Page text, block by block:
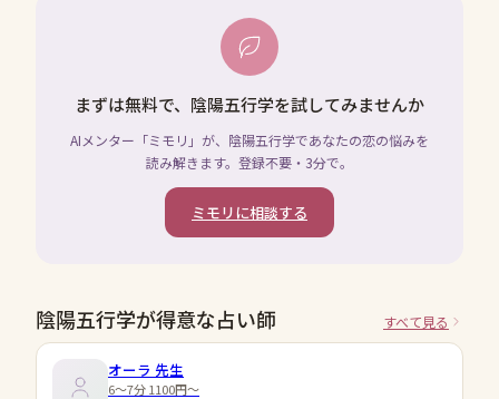
まずは無料で、陰陽五行学を試してみませんか
AIメンター「ミモリ」が、陰陽五行学であなたの恋の悩みを
読み解きます。登録不要・3分で。
ミモリに相談する
陰陽五行学が得意な占い師 すべて見る
オーラ 先生
6～7分 1100円～